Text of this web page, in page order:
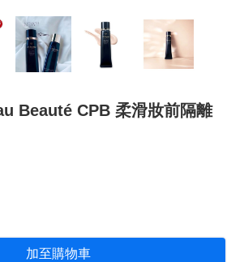
Beauté CPB 柔滑妝前隔離
加至購物車